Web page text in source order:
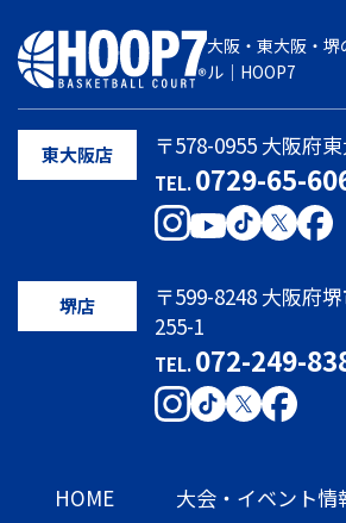
大阪・東大阪・堺
ル｜HOOP7
東大阪店 〒578-0955 大阪府
TEL.0729-65-
堺店
〒599-8248 大阪府
255-1
TEL.072-249-
HOME 大会・イベント情